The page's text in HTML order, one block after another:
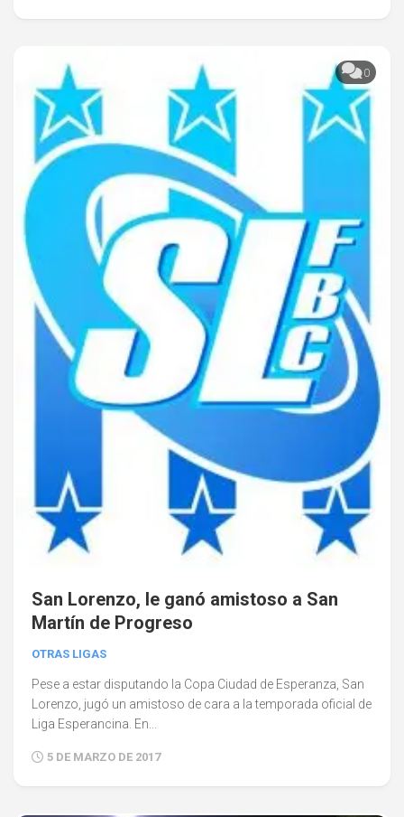
0
San Lorenzo, le ganó amistoso a San
Martín de Progreso
OTRAS LIGAS
Pese a estar disputando la Copa Ciudad de Esperanza, San
Lorenzo, jugó un amistoso de cara a la temporada oficial de
Liga Esperancina. En...
5 DE MARZO DE 2017